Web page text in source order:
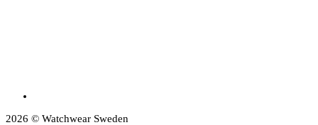
2026 © Watchwear Sweden